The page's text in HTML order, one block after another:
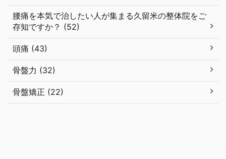
腰痛を本気で治したい人が集まる久留米の整体院をご
存知ですか？ (52)
頭痛 (43)
骨盤力 (32)
骨盤矯正 (22)